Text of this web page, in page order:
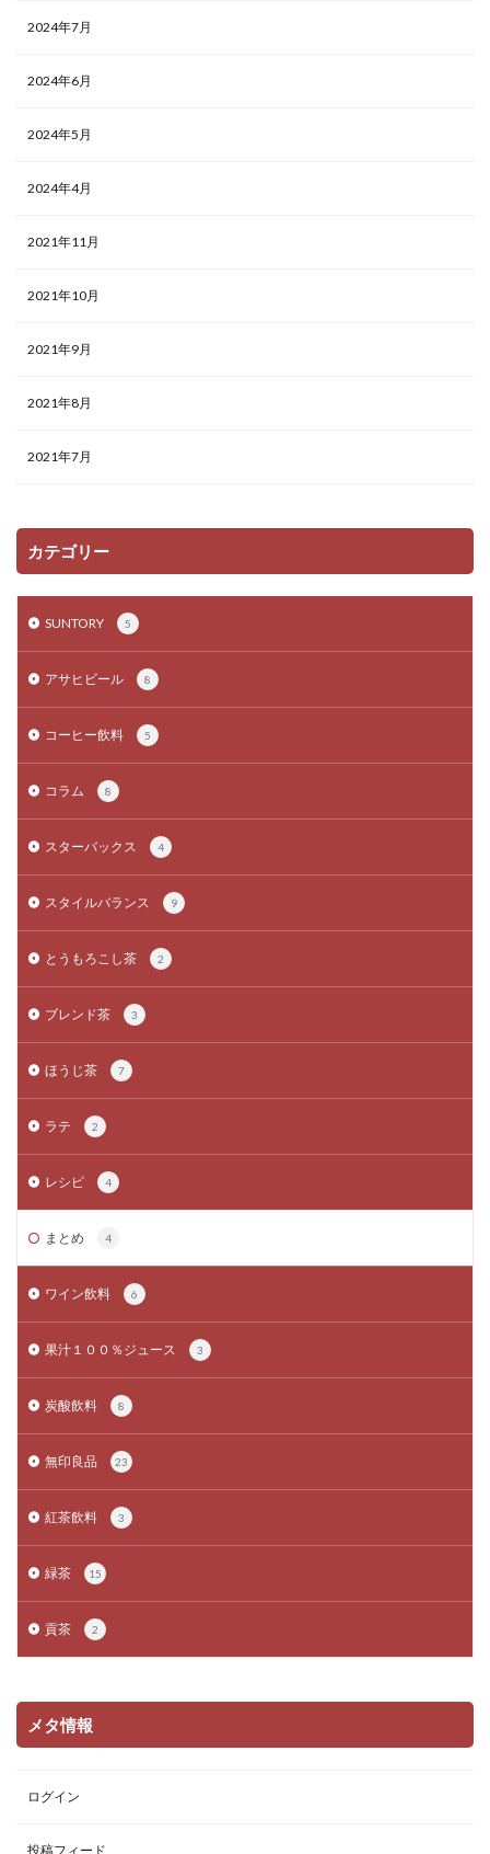
2024年7月
2024年6月
2024年5月
2024年4月
2021年11月
2021年10月
2021年9月
2021年8月
2021年7月
カテゴリー
SUNTORY 5
アサヒビール 8
コーヒー飲料 5
コラム 8
スターバックス 4
スタイルバランス 9
とうもろこし茶 2
ブレンド茶 3
ほうじ茶 7
ラテ 2
レシピ 4
まとめ 4
ワイン飲料 6
果汁１００％ジュース 3
炭酸飲料 8
無印良品 23
紅茶飲料 3
緑茶 15
貢茶 2
メタ情報
ログイン
投稿フィード